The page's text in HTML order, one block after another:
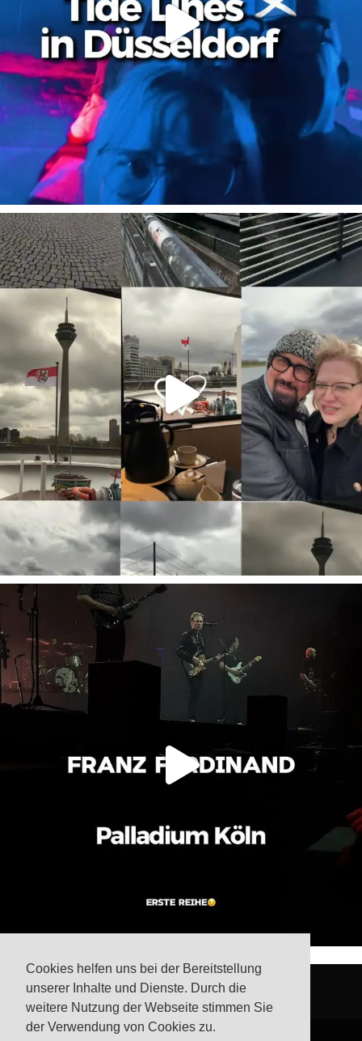
Cookies helfen uns bei der Bereitstellung
unserer Inhalte und Dienste. Durch die
weitere Nutzung der Webseite stimmen Sie
der Verwendung von Cookies zu.